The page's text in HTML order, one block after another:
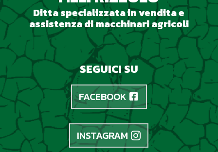
Ditta specializzata in vendita e
assistenza di macchinari agricoli
SEGUICI SU
FACEBOOK
INSTAGRAM